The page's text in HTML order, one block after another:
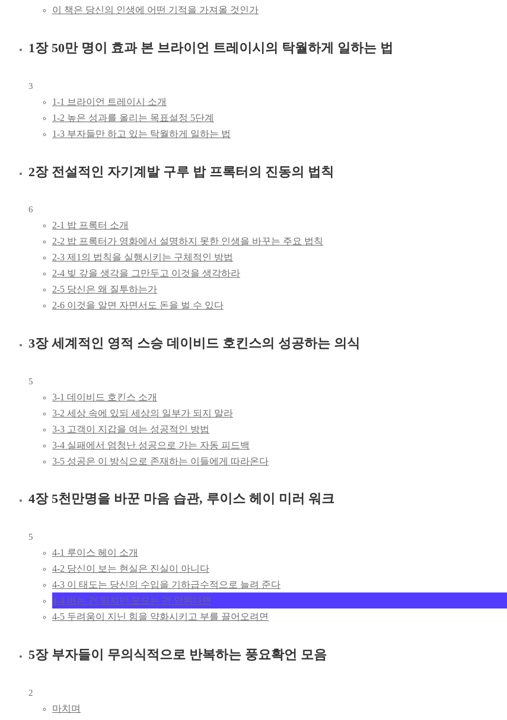
이 책은 당신의 인생에 어떤 기적을 가져올 것인가
1장 50만 명이 효과 본 브라이언 트레이시의 탁월하게 일하는 법
3
1-1 브라이언 트레이시 소개
1-2 높은 성과를 올리는 목표설정 5단계
1-3 부자들만 하고 있는 탁월하게 일하는 법
2장 전설적인 자기계발 구루 밥 프록터의 진동의 법칙
6
2-1 밥 프록터 소개
2-2 밥 프록터가 영화에서 설명하지 못한 인생을 바꾸는 주요 법칙
2-3 제1의 법칙을 실행시키는 구체적인 방법
2-4 빚 갚을 생각을 그만두고 이것을 생각하라
2-5 당신은 왜 질투하는가
2-6 이것을 알면 자면서도 돈을 벌 수 있다
3장 세계적인 영적 스승 데이비드 호킨스의 성공하는 의식
5
3-1 데이비드 호킨스 소개
3-2 세상 속에 있되 세상의 일부가 되지 말라
3-3 고객이 지갑을 여는 성공적인 방법
3-4 실패에서 엄청난 성공으로 가는 자동 피드백
3-5 성공은 이 방식으로 존재하는 이들에게 따라온다
4장 5천만명을 바꾼 마음 습관, 루이스 헤이 미러 워크
5
4-1 루이스 헤이 소개
4-2 당신이 보는 현실은 진실이 아니다
4-3 이 태도는 당신의 수입을 기하급수적으로 늘려 준다
4-4 버는 건 되지만 모으는 건 안된다면
4-5 두려움이 지닌 힘을 약화시키고 부를 끌어오려면
5장 부자들이 무의식적으로 반복하는 풍요확언 모음
2
마치며